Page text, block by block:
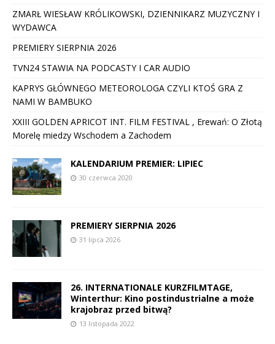
ZMARŁ WIESŁAW KRÓLIKOWSKI, DZIENNIKARZ MUZYCZNY I
WYDAWCA
PREMIERY SIERPNIA 2026
TVN24 STAWIA NA PODCASTY I CAR AUDIO
KAPRYS GŁÓWNEGO METEOROLOGA CZYLI KTOŚ GRA Z
NAMI W BAMBUKO
XXIII GOLDEN APRICOT INT. FILM FESTIVAL , Erewań: O Złotą
Morelę miedzy Wschodem a Zachodem
KALENDARIUM PREMIER: LIPIEC
30 czerwca 2020
PREMIERY SIERPNIA 2026
31 lipca 2026
26. INTERNATIONALE KURZFILMTAGE,
Winterthur: Kino postindustrialne a może
krajobraz przed bitwą?
13 listopada 2022